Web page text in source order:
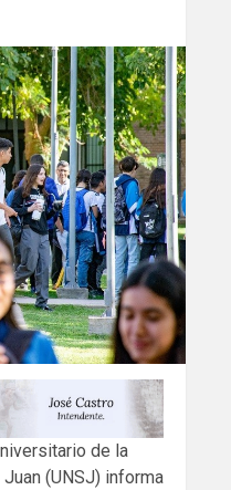
de la
(UNSJ) informa